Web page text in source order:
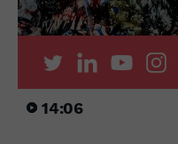
14:06